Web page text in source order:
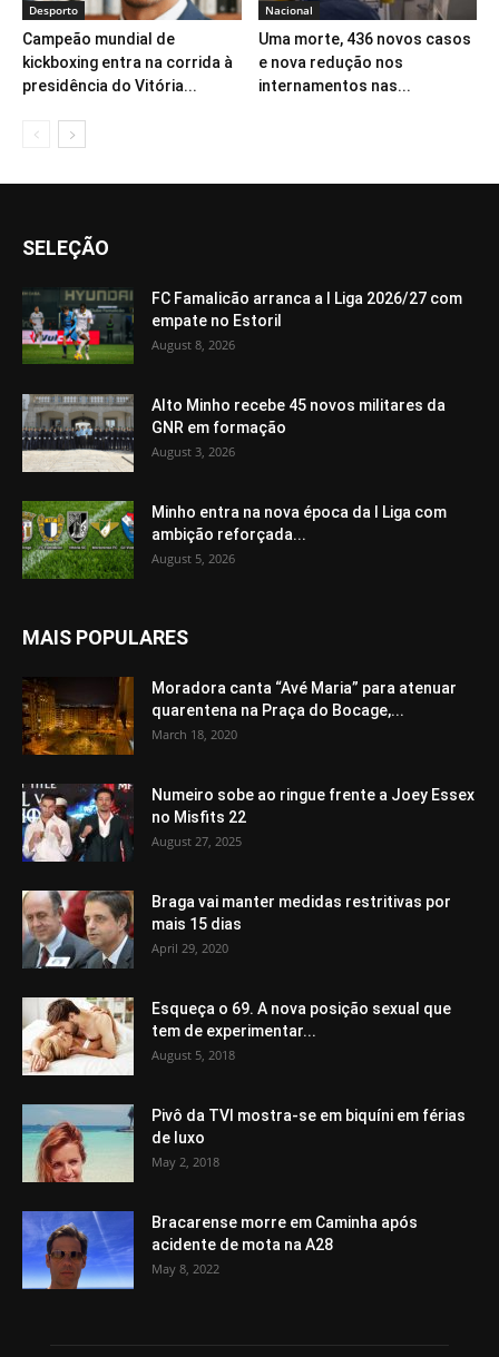
Desporto
Campeão mundial de
kickboxing entra na corrida à
presidência do Vitória...
Nacional
Uma morte, 436 novos casos
e nova redução nos
internamentos nas...
SELEÇÃO
FC Famalicão arranca a I Liga 2026/27 com
empate no Estoril
August 8, 2026
Alto Minho recebe 45 novos militares da
GNR em formação
August 3, 2026
Minho entra na nova época da I Liga com
ambição reforçada...
August 5, 2026
MAIS POPULARES
Moradora canta “Avé Maria” para atenuar
quarentena na Praça do Bocage,...
March 18, 2020
Numeiro sobe ao ringue frente a Joey Essex
no Misfits 22
August 27, 2025
Braga vai manter medidas restritivas por
mais 15 dias
April 29, 2020
Esqueça o 69. A nova posição sexual que
tem de experimentar...
August 5, 2018
Pivô da TVI mostra-se em biquíni em férias
de luxo
May 2, 2018
Bracarense morre em Caminha após
acidente de mota na A28
May 8, 2022